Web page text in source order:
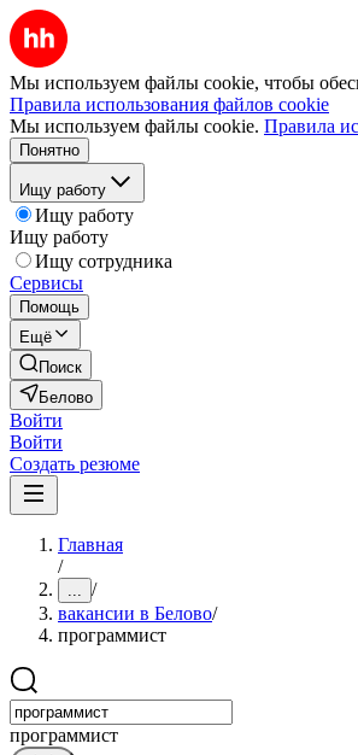
Мы используем файлы cookie, чтобы
Правила использования файлов cookie
Мы используем файлы cookie. Правила
Понятно
Ищу работу
Ищу работу
Ищу работу
Ищу сотрудника
Сервисы
Помощь
Ещё
Поиск
Белово
Войти
Войти
Создать резюме
Главная
/
... /
вакансии в Белово/
программист
программист